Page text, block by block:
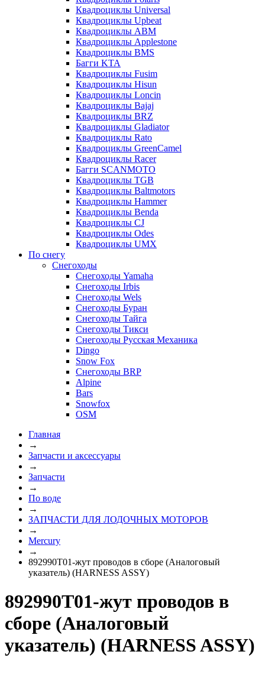
Квадроциклы Universal
Квадроциклы Upbeat
Квадроциклы ABM
Квадроциклы Applestone
Квадроциклы BMS
Багги KTA
Квадроциклы Fusim
Квадроциклы Hisun
Квадроциклы Loncin
Квадроциклы Bajaj
Квадроциклы BRZ
Квадроциклы Gladiator
Квадроциклы Rato
Квадроциклы GreenCamel
Квадроциклы Racer
Багги SCANMOTO
Квадроциклы TGB
Квадроциклы Baltmotors
Квадроциклы Hammer
Квадроциклы Benda
Квадроциклы CJ
Квадроциклы Odes
Квадроциклы UMX
По снегу
Снегоходы
Снегоходы Yamaha
Снегоходы Irbis
Снегоходы Wels
Снегоходы Буран
Снегоходы Тайга
Снегоходы Тикси
Снегоходы Русская Механика
Dingo
Snow Fox
Снегоходы BRP
Alpine
Bars
Snowfox
OSM
Главная
→
Запчасти и аксессуары
→
Запчасти
→
По воде
→
ЗАПЧАСТИ ДЛЯ ЛОДОЧНЫХ МОТОРОВ
→
Mercury
→
892990T01-жут проводов в сборе (Аналоговый
указатель) (HARNESS ASSY)
892990T01-жут проводов в
сборе (Аналоговый
указатель) (HARNESS ASSY)